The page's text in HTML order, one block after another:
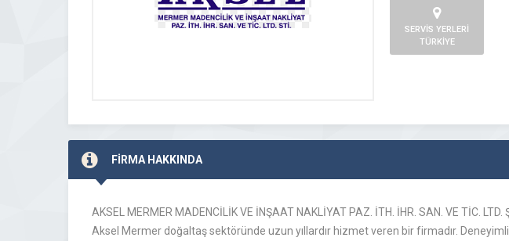
SERVİS YERLERİ
TÜRKİYE
FİRMA HAKKINDA
AKSEL MERMER MADENCİLİK VE İNŞAAT NAKLİYAT PAZ. İTH. İHR. SAN. VE TİC. LTD.
Aksel Mermer doğaltaş sektöründe uzun yıllardır hizmet veren bir firmadır.